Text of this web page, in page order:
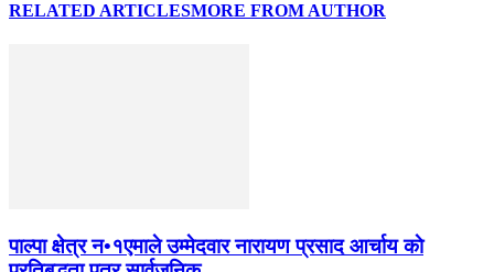
RELATED ARTICLESMORE FROM AUTHOR
पाल्पा क्षेत्र न•१एमाले उम्मेदवार नारायण प्रसाद आर्चाय काे